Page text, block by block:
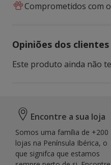
Comprometidos com
Opiniões dos clientes
Este produto ainda não
Encontre a sua loja
Somos uma família de +200
lojas na Península Ibérica, o
que signifca que estamos